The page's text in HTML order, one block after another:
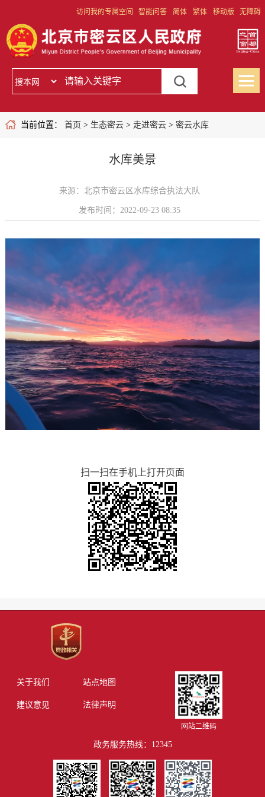
访问我的专属空间 智能问答 简体 繁体 移动版 无障碍
当前位置： 首页 > 生态密云> 走进密云> 密云水库
水库美景
来源：北京市密云区水库综合执法大队
发布时间：2022-09-23 08:35
扫一扫在手机上打开页面
关于我们 站点地图
建议意见 法律声明
网站二维码
政务服务热线：12345